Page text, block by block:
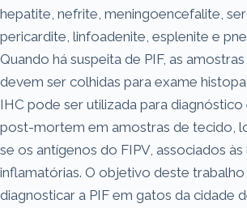
hepatite, nefrite, meningoencefalite,
pericardite, linfoadenite, esplenite e
Quando há suspeita de PIF, as
devem ser colhidas para exame
IHC pode ser utilizada para
post-mortem em amostras de tecido,
se os antígenos do FIPV, associados às
inflamatórias. O objetivo deste
diagnosticar a PIF em gatos da cidade